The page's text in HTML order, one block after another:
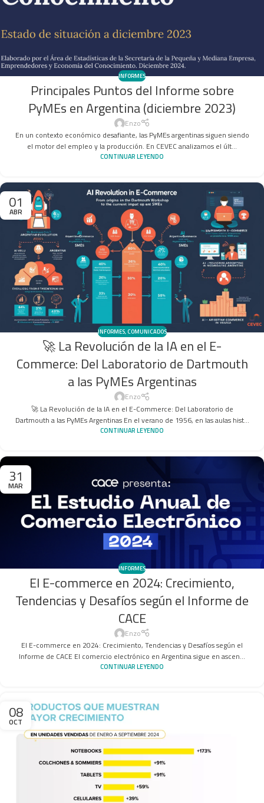
INFORMES
Principales Puntos del Informe sobre
PyMEs en Argentina (diciembre 2023)
Enzo
En un contexto económico desafiante, las PyMEs argentinas siguen siendo
el motor del empleo y la producción. En CEVEC analizamos el últ...
CONTINUAR LEYENDO
01
ABR
INFORMES,COMUNICADOS
🚀 La Revolución de la IA en el E-
Commerce: Del Laboratorio de Dartmouth
a las PyMEs Argentinas
Enzo
🚀 La Revolución de la IA en el E-Commerce: Del Laboratorio de
Dartmouth a las PyMEs Argentinas En el verano de 1956, en las aulas hist...
CONTINUAR LEYENDO
31
MAR
INFORMES
El E-commerce en 2024: Crecimiento,
Tendencias y Desafíos según el Informe de
CACE
Enzo
El E-commerce en 2024: Crecimiento, Tendencias y Desafíos según el
Informe de CACE El comercio electrónico en Argentina sigue en ascen...
CONTINUAR LEYENDO
08
OCT